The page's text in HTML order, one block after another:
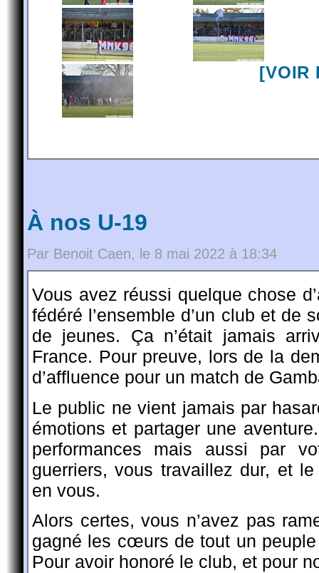
[VOIR
À nos U-19
Par Benoit Caen, le 8 mai 2022 à 18:34
Vous avez réussi quelque chose
fédéré l’ensemble d’un club et de
de jeunes. Ça n’était jamais
France. Pour preuve, lors de la
d’affluence pour un match de
Le public ne vient jamais par
émotions et partager une
performances mais aussi par
guerriers, vous travaillez dur, et
en vous.
Alors certes, vous n’avez pas
gagné les cœurs de tout un
Pour avoir honoré le club, et pour